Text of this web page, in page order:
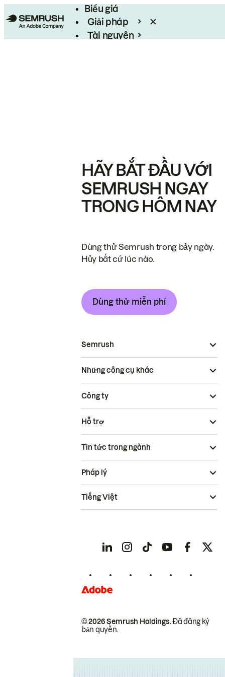
Biểu giá
Giải pháp
Tài nguyên
HÃY BẮT ĐẦU VỚI
SEMRUSH NGAY
TRONG HÔM NAY
Dùng thử Semrush trong bảy ngày.
Hủy bất cứ lúc nào.
Dùng thử miễn phí
Semrush
Những công cụ khác
Công ty
Hỗ trợ
Tin tức trong ngành
© 2026 Semrush Holdings.Đã đăng ký
bản quyền.
Pháp lý
Tiếng Việt